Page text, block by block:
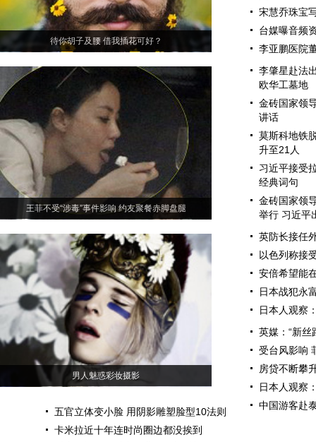
宋慧乔珠宝
台媒曝音频
李亚鹏医院
待你胡子及腰 借我插花可好？
李肇星赴法
欧华工墓地
金砖国家领
讲话
莫斯科地铁
升至21人
习近平接受
经典词句
金砖国家领
举行 习近平
英防长接任
以色列称接
安倍希望能
日本战犯永
日本人观察
英媒：“新丝
受台风影响
房贷不断攀
日本人观察
中国游客赴
王菲不受“涉毒”事件影响 约友聚餐赤脚盘腿
男人魅惑彩妆摄影
五官立体变小脸 用阴影雕塑脸型10法则
卡米拉近十年连时尚圈边都没挨到